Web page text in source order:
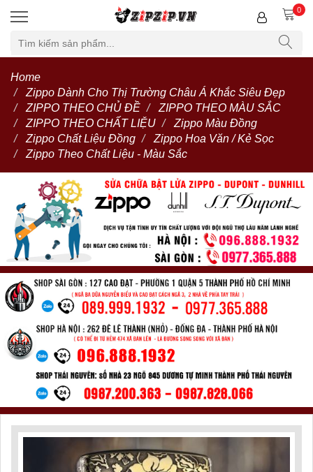
0
Home
Zippo Dành Cho Thị Trường Châu Á Khắc Siêu Đẹp
ZIPPO THEO CHỦ ĐỀ
ZIPPO THEO MÀU SẮC
ZIPPO THEO CHẤT LIỆU
Zippo Màu Đồng
Zippo Chất Liệu Đồng
Zippo Hoa Văn / Kẻ Sọc
Zippo Theo Chất Liệu - Màu Sắc